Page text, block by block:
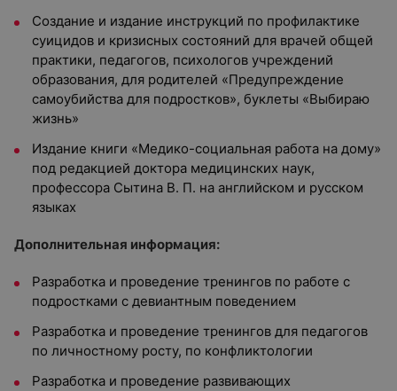
Создание и издание инструкций по профилактике
суицидов и кризисных состояний для врачей общей
практики, педагогов, психологов учреждений
образования, для родителей «Предупреждение
самоубийства для подростков», буклеты «Выбираю
жизнь»
Издание книги «Медико-социальная работа на дому»
под редакцией доктора медицинских наук,
профессора Сытина В. П. на английском и русском
языках
Дополнительная информация:
Разработка и проведение тренингов по работе с
подростками с девиантным поведением
Разработка и проведение тренингов для педагогов
по личностному росту, по конфликтологии
Разработка и проведение развивающих